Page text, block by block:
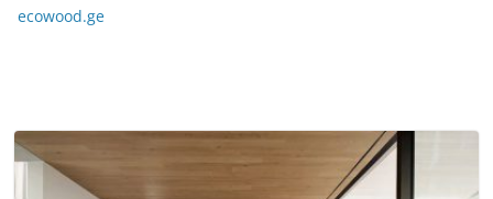
ecowood.ge